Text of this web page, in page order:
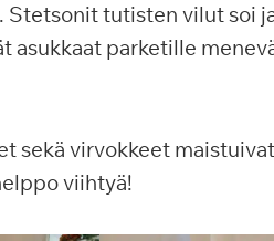
tutisten vilut soi
asukkaat parketille
sekä virvokkeet
viihtyä!